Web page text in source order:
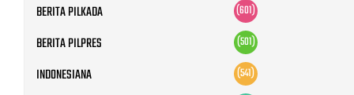
BERITA PILKADA (601)
BERITA PILPRES (501)
INDONESIANA (541)